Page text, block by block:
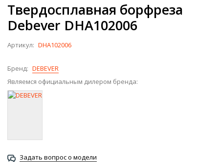
Твердосплавная борфреза
Debever DHA102006
Артикул: DHA102006
Бренд: DEBEVER
Являемся официальным дилером бренда:
Задать вопрос о модели